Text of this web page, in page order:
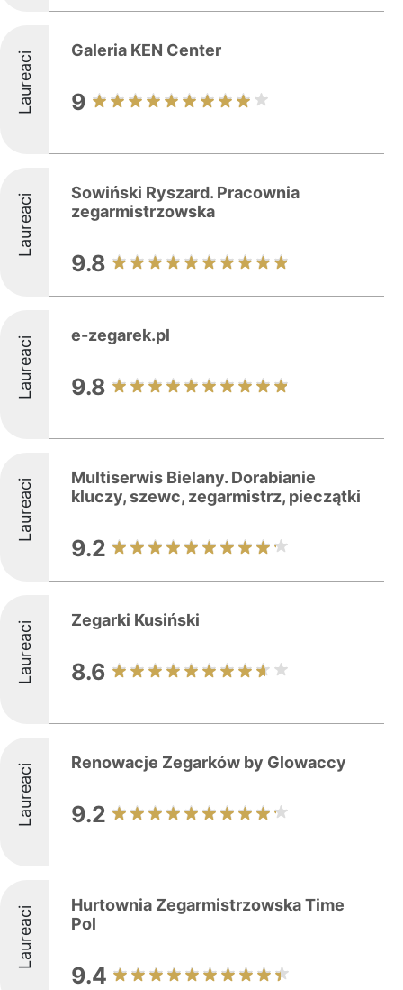
Laureaci Galeria KEN Center
9
Laureaci
Sowiński Ryszard. Pracownia
zegarmistrzowska
9.8
Laureaci e-zegarek.pl
9.8
Laureaci
Multiserwis Bielany. Dorabianie
kluczy, szewc, zegarmistrz, pieczątki
9.2
Laureaci Zegarki Kusiński
8.6
Laureaci Renowacje Zegarków by Glowaccy
9.2
Laureaci
Hurtownia Zegarmistrzowska Time
Pol
9.4